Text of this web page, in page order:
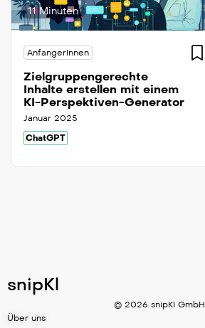
11 Minuten
AnfangerInnen
Zielgruppengerechte
Inhalte erstellen mit einem
KI-Perspektiven-Generator
Januar 2025
ChatGPT
snipKl
© 2026 snipKI GmbH
Über uns